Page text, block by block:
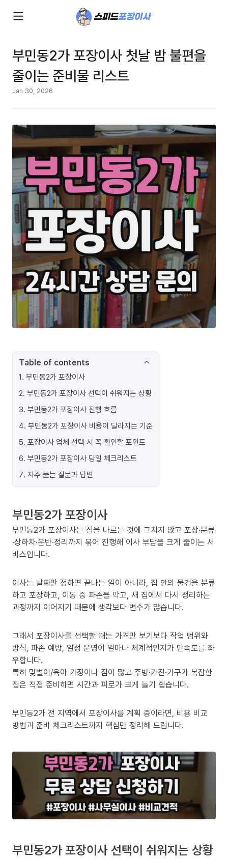
부민동2가 포장이사 첫날 밤 불편을
줄이는 준비물 리스트
Jan 30, 2026
Table of contents
1. 부민동2가 포장이사
2. 부민동2가 포장이사 선택이 쉬워지는 상황
3. 부민동2가 포장이사 진행 흐름
4. 부민동2가 포장이사 비용이 달라지는 기준
5. 포장이사 업체 선택 시 꼭 확인할 포인트
6. 부민동2가 포장이사 당일 체크리스트
7. 자주 묻는 질문과 답변
부민동2가 포장이사
부민동2가 포장이사는 짐을 나르는 것에 그치지 않고 포장·분류
·상하차·운반·정리까지 묶어 진행해 이사 부담을 크게 줄이는 서
비스입니다.
이사는 날짜만 정하면 끝나는 일이 아니라, 집 안의 물건을 분류
하고 포장하고, 이동 중 파손을 막고, 새 집에서 다시 정리하는
과정까지 이어지기 때문에 생각보다 변수가 많습니다.
그래서 포장이사를 선택할 때는 가격만 보기보다 작업 범위와
방식, 파손 예방, 일정 운영이 얼마나 체계적인지가 만족도를 좌
우합니다.
특히 맞벌이/육아 가정이나 짐이 많고 주방·가전·가구가 복잡한
집은 직접 준비하면 시간과 피로가 크게 늘기 쉽습니다.
부민동2가 전 지역에서 포장이사를 계획 중이라면, 비용 비교
방법과 준비 체크리스트까지 핵심만 정리해 드립니다.
부민동2가 포장이사 선택이 쉬워지는 상황